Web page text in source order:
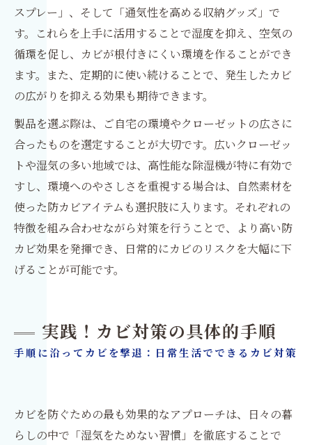
スプレー」、そして「通気性を高める収納グッズ」で
す。これらを上手に活用することで湿度を抑え、空気の
循環を促し、カビが根付きにくい環境を作ることができ
ます。また、定期的に使い続けることで、発生したカビ
の広がりを抑える効果も期待できます。
製品を選ぶ際は、ご自宅の環境やクローゼットの広さに
合ったものを選定することが大切です。広いクローゼッ
トや湿気の多い地域では、高性能な除湿機が特に有効で
すし、環境へのやさしさを重視する場合は、自然素材を
使った防カビアイテムも選択肢に入ります。それぞれの
特徴を組み合わせながら対策を行うことで、より高い防
カビ効果を発揮でき、日常的にカビのリスクを大幅に下
げることが可能です。
実践！カビ対策の具体的手順
手順に沿ってカビを撃退：日常生活でできるカビ対策
カビを防ぐための最も効果的なアプローチは、日々の暮
らしの中で「湿気をためない習慣」を徹底することで